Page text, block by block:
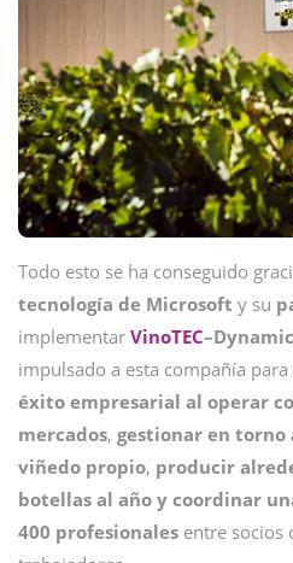
Todo esto se ha conseguido
tecnología de Microsoft y su
implementar VinoTEC
impulsado a esta compañía
éxito empresarial al operar
mercados, gestionar en torno
viñedo propio, producir
botellas al año y coordinar
400 profesionales entre socios